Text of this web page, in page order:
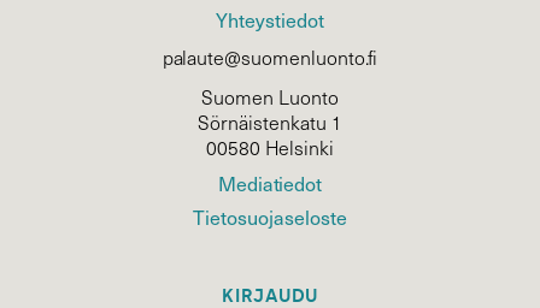
Yhteystiedot
palaute@suomenluonto.fi
Suomen Luonto
Sörnäistenkatu 1
00580 Helsinki
Mediatiedot
Tietosuojaseloste
KIRJAUDU